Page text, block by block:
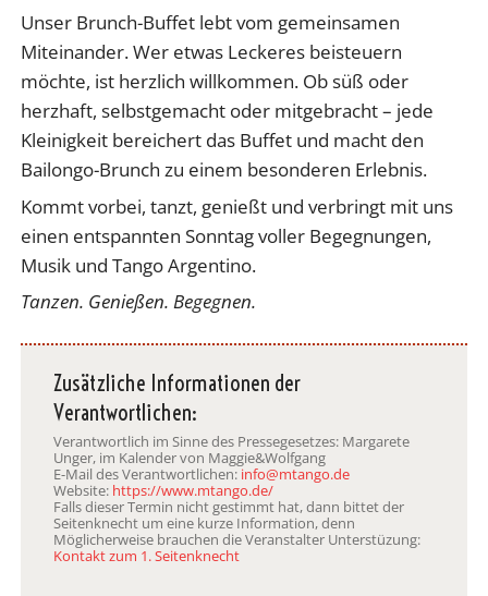
Unser Brunch-Buffet lebt vom gemeinsamen
Miteinander. Wer etwas Leckeres beisteuern
möchte, ist herzlich willkommen. Ob süß oder
herzhaft, selbstgemacht oder mitgebracht – jede
Kleinigkeit bereichert das Buffet und macht den
Bailongo-Brunch zu einem besonderen Erlebnis.
Kommt vorbei, tanzt, genießt und verbringt mit uns
einen entspannten Sonntag voller Begegnungen,
Musik und Tango Argentino.
Tanzen. Genießen. Begegnen.
Zusätzliche Informationen der
Verantwortlichen:
Verantwortlich im Sinne des Pressegesetzes: Margarete
Unger, im Kalender von Maggie&Wolfgang
E-Mail des Verantwortlichen: info@mtango.de
Website: https://www.mtango.de/
Falls dieser Termin nicht gestimmt hat, dann bittet der
Seitenknecht um eine kurze Information, denn
Möglicherweise brauchen die Veranstalter Unterstüzung:
Kontakt zum 1. Seitenknecht